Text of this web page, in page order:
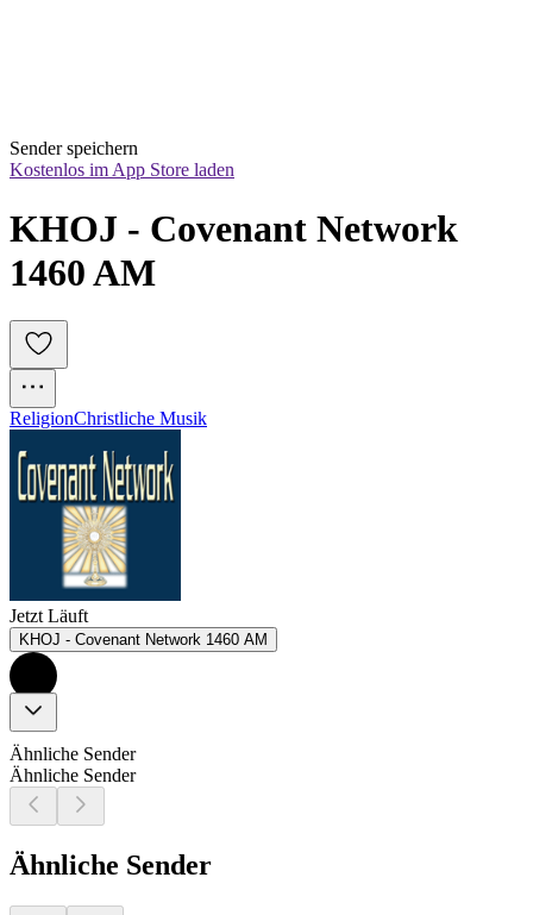
Sender speichern
Kostenlos im App Store laden
KHOJ - Covenant Network
1460 AM
ReligionChristliche Musik
Jetzt Läuft
KHOJ - Covenant Network 1460 AM
Ähnliche Sender
Ähnliche Sender
Ähnliche Sender